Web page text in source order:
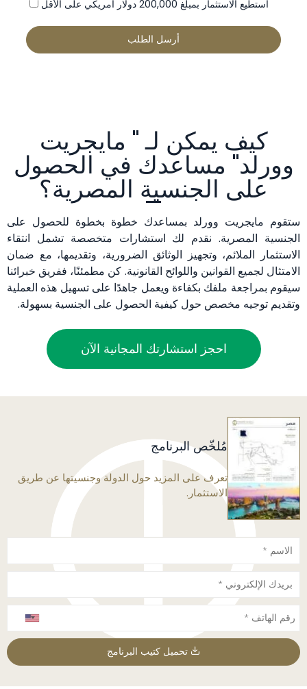
أستطيع الاستثمار بمبلغ 200,000 دولار أمريكي على الأقل
كيف يمكن لـ " مايجريت
وورلد" مساعدك في الحصول
على الجنسية المصرية؟
ستقوم مايجريت وورلد بمساعدك خطوة بخطوة للحصول على
الجنسية المصرية. نقدم لك استشارات متخصصة تشمل انتقاء
الاستثمار الملائم، وتجهيز الوثائق الضرورية، وتقديمها، مع ضمان
الامتثال لجميع القوانين واللوائح القانونية. كن مطمئنًا، ففريق خبرائنا
سيقوم بمراجعة ملفك بكفاءة ويعمل جاهدًا على تسهيل هذه العملية
وتقديم توجيه مخصص حول كيفية الحصول على الجنسية بسهولة.
احجز استشارتك المجانية الآن
مُلخّص البرنامج
تعرف على المزيد حول الدولة وجنسيتها عن طريق
الاستثمار.
تحميل كتيب البرنامج